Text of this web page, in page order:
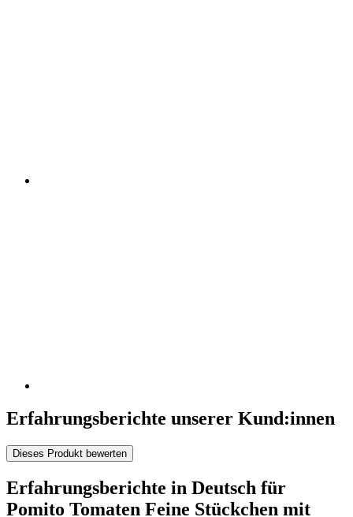
Erfahrungsberichte unserer Kund:innen
Dieses Produkt bewerten
Erfahrungsberichte in Deutsch für
Pomito Tomaten Feine Stückchen mit